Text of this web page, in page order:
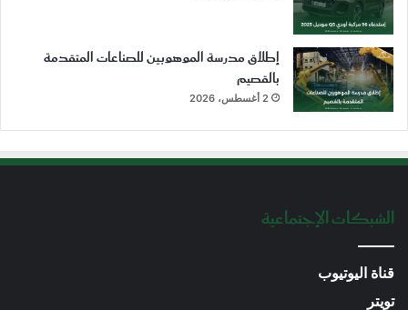
إطلاق مدرسة الموهوبين للصناعات المتقدمة
بالقصيم
2 أغسطس، 2026
الشبكات الإجتماعية
قناة اليوتيوب
تويتر